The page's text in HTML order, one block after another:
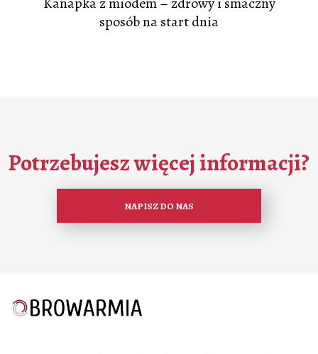
sposób na start dnia
Potrzebujesz więcej informacji?
NAPISZ DO NAS